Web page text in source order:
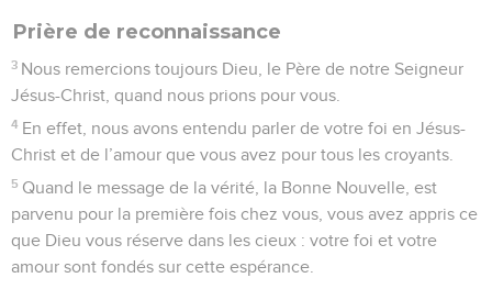
Prière de reconnaissance
3 Nous remercions toujours Dieu, le Père de notre Seigneur
Jésus-Christ, quand nous prions pour vous.
4 En effet, nous avons entendu parler de votre foi en Jésus-
Christ et de l’amour que vous avez pour tous les croyants.
5 Quand le message de la vérité, la Bonne Nouvelle, est
parvenu pour la première fois chez vous, vous avez appris ce
que Dieu vous réserve dans les cieux : votre foi et votre
amour sont fondés sur cette espérance.